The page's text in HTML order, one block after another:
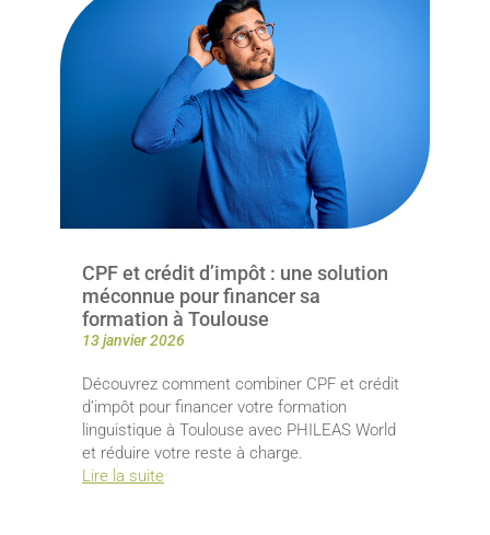
CPF et crédit d’impôt : une solution
méconnue pour financer sa
formation à Toulouse
13 janvier 2026
Découvrez comment combiner CPF et crédit
d’impôt pour financer votre formation
linguistique à Toulouse avec PHILEAS World
et réduire votre reste à charge.
Lire la suite